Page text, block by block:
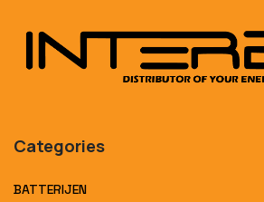
Categories
BATTERIJEN